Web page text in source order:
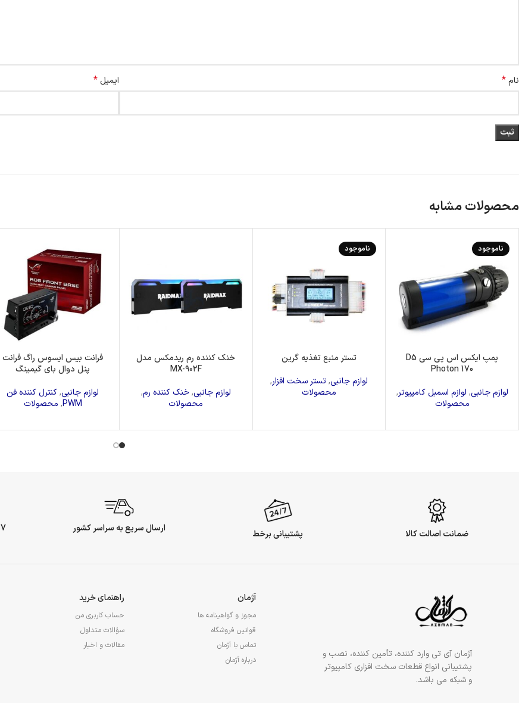
نام* ایمیل *
محصولات مشابه
ناموجود
پمپ ایکس اس پی سی D5
Photon 170
لوازم جانبی, لوازم اسمبل کامپیوتر,
محصولات
ناموجود
تستر منبع تغذیه گرین
لوازم جانبی,تستر سخت افزار,
محصولات
خنک کننده رم ریدمکس مدل
MX-۹۰۲F
لوازم جانبی,خنک کننده رم,
محصولات
فرانت بیس ایسوس راگ فرانت
پنل دوال بای گیمینگ
لوازم جانبی,کنترل کننده فن
PWM
, محصولات
ضمانت اصالت کالا پشتیبانی برخط ارسال سریع به سراسر کشور 7 روز ضمانت بازگشت وجه
آژمان آی تی وارد کننده، تأمین کننده، نصب و
پشتیبانی انواع قطعات سخت افزاری کامپیوتر
و شبکه می باشد.
آژمان
مجوز و گواهینامه ها
قوانین فروشگاه
تماس با آژمان
درباره آژمان
راهنمای خرید
حساب کاربری من
سؤالات متداول
مقالات و اخبار